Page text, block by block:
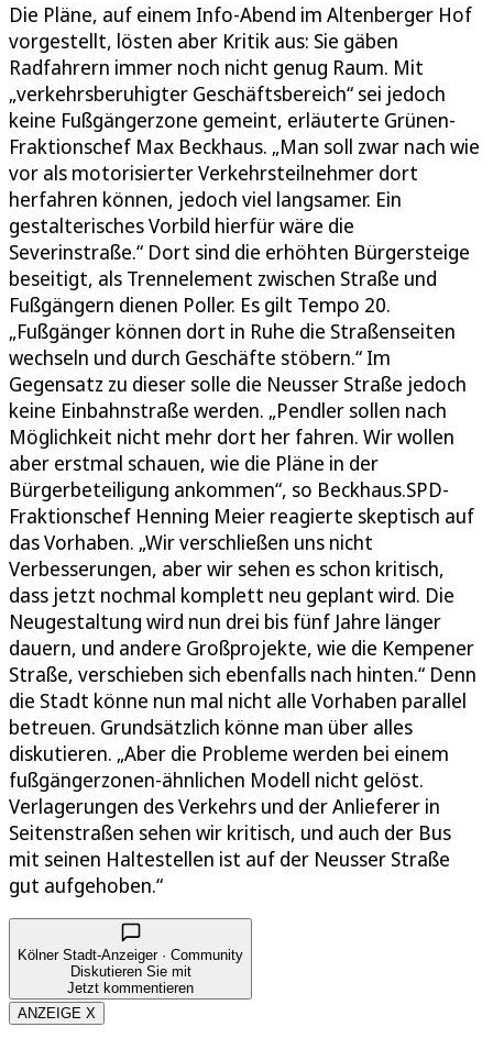
Die Pläne, auf einem Info-Abend im Altenberger Hof
vorgestellt, lösten aber Kritik aus: Sie gäben
Radfahrern immer noch nicht genug Raum. Mit
„verkehrsberuhigter Geschäftsbereich“ sei jedoch
keine Fußgängerzone gemeint, erläuterte Grünen-
Fraktionschef Max Beckhaus. „Man soll zwar nach wie
vor als motorisierter Verkehrsteilnehmer dort
herfahren können, jedoch viel langsamer. Ein
gestalterisches Vorbild hierfür wäre die
Severinstraße.“ Dort sind die erhöhten Bürgersteige
beseitigt, als Trennelement zwischen Straße und
Fußgängern dienen Poller. Es gilt Tempo 20.
„Fußgänger können dort in Ruhe die Straßenseiten
wechseln und durch Geschäfte stöbern.“ Im
Gegensatz zu dieser solle die Neusser Straße jedoch
keine Einbahnstraße werden. „Pendler sollen nach
Möglichkeit nicht mehr dort her fahren. Wir wollen
aber erstmal schauen, wie die Pläne in der
Bürgerbeteiligung ankommen“, so Beckhaus.SPD-
Fraktionschef Henning Meier reagierte skeptisch auf
das Vorhaben. „Wir verschließen uns nicht
Verbesserungen, aber wir sehen es schon kritisch,
dass jetzt nochmal komplett neu geplant wird. Die
Neugestaltung wird nun drei bis fünf Jahre länger
dauern, und andere Großprojekte, wie die Kempener
Straße, verschieben sich ebenfalls nach hinten.“ Denn
die Stadt könne nun mal nicht alle Vorhaben parallel
betreuen. Grundsätzlich könne man über alles
diskutieren. „Aber die Probleme werden bei einem
fußgängerzonen-ähnlichen Modell nicht gelöst.
Verlagerungen des Verkehrs und der Anlieferer in
Seitenstraßen sehen wir kritisch, und auch der Bus
mit seinen Haltestellen ist auf der Neusser Straße
gut aufgehoben.“
Kölner Stadt-Anzeiger · Community
Diskutieren Sie mit
Jetzt kommentieren
ANZEIGE X